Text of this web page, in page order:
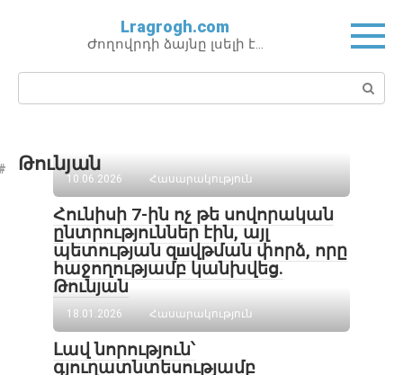
Lragrogh.com
Ժողովրդի ձայնը լսելի է…
Поиск:
Թունյան
10.06.2026 Հասարակություն
Հունիսի 7-ին ոչ թե սովորական
ընտրություններ էին, այլ
պետության զшվթման փորձ, որը
հաջողությամբ կանխվեց․
Թունյան
18.01.2026 Հասարակություն
Լավ նորություն՝
գյուղատնտեսությամբ